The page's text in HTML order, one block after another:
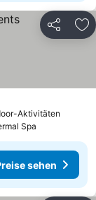
Teilen
Aktivitäten
sehen
Spa
sehen